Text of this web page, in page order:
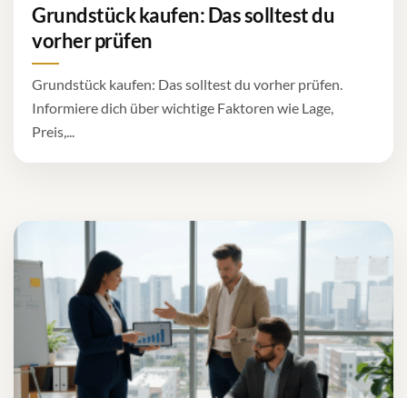
Grundstück kaufen: Das solltest du
vorher prüfen
Grundstück kaufen: Das solltest du vorher prüfen.
Informiere dich über wichtige Faktoren wie Lage,
Preis,...